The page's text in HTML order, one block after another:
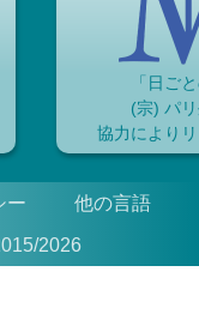
「日ご
(宗) パ
協力により
ー 他の言語
2026